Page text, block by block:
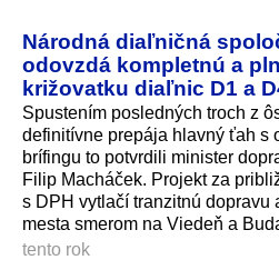
Národná diaľničná
odovzdá kompletnú a
križovatku diaľnic D1 a
Spustením posledných troch z
definitívne prepája hlavný ťah s
brífingu to potvrdili minister
Filip Macháček. Projekt za
s DPH vytlačí tranzitnú dopravu
mesta smerom na Viedeň a
tento rok